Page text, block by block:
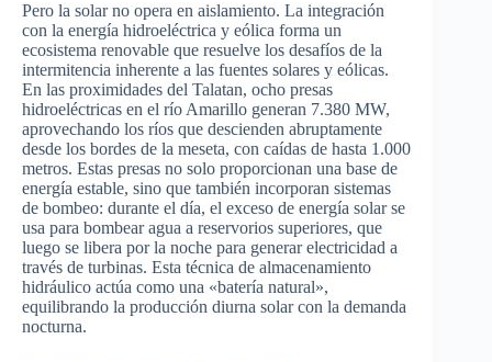
Pero la solar no opera en aislamiento. La integración
con la energía hidroeléctrica y eólica forma un
ecosistema renovable que resuelve los desafíos de la
intermitencia inherente a las fuentes solares y eólicas.
En las proximidades del Talatan, ocho presas
hidroeléctricas en el río Amarillo generan 7.380 MW,
aprovechando los ríos que descienden abruptamente
desde los bordes de la meseta, con caídas de hasta 1.000
metros. Estas presas no solo proporcionan una base de
energía estable, sino que también incorporan sistemas
de bombeo: durante el día, el exceso de energía solar se
usa para bombear agua a reservorios superiores, que
luego se libera por la noche para generar electricidad a
través de turbinas. Esta técnica de almacenamiento
hidráulico actúa como una «batería natural»,
equilibrando la producción diurna solar con la demanda
nocturna.